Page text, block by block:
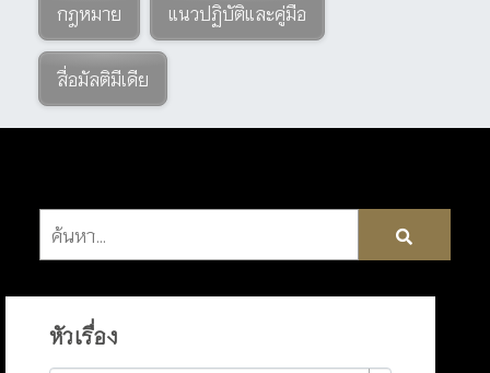
กฎหมาย แนวปฏิบัติและคู่มือ
สื่อมัลติมีเดีย
หัวเรื่อง